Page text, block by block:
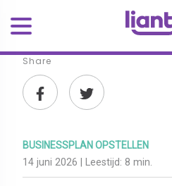
Share
BUSINESSPLAN OPSTELLEN
14 juni 2026 | Leestijd: 8 min.